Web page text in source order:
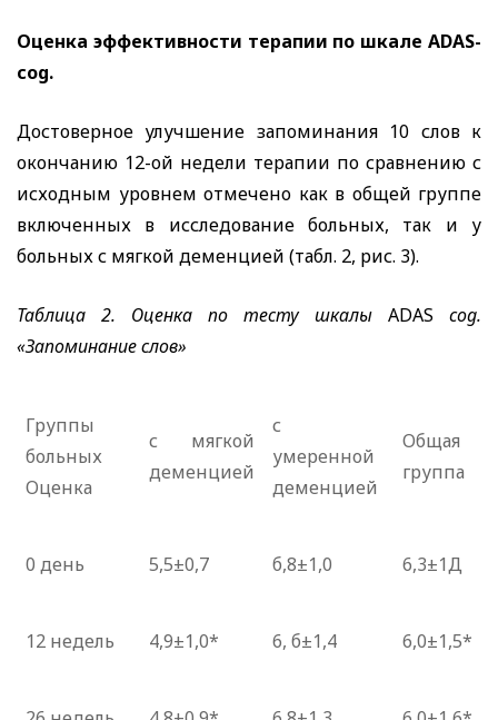
Оценка эффективности терапии по шкале ADAS-
cog.
Достоверное улучшение запоминания 10 слов к
окончанию 12-ой недели терапии по сравнению с
исходным уровнем отмечено как в общей группе
включенных в исследование больных, так и у
больных с мягкой деменцией (табл. 2, рис. 3).
Таблица 2. Оценка по тесту шкалы ADAS cog.
«Запоминание слов»
Группы
больных
Оценка
с мягкой
деменцией
с
умеренной
деменцией
Общая
группа
0 день 5,5±0,7 б,8±1,0 6,3±1Д
12 недель 4,9±1,0* 6, б±1,4 6,0±1,5*